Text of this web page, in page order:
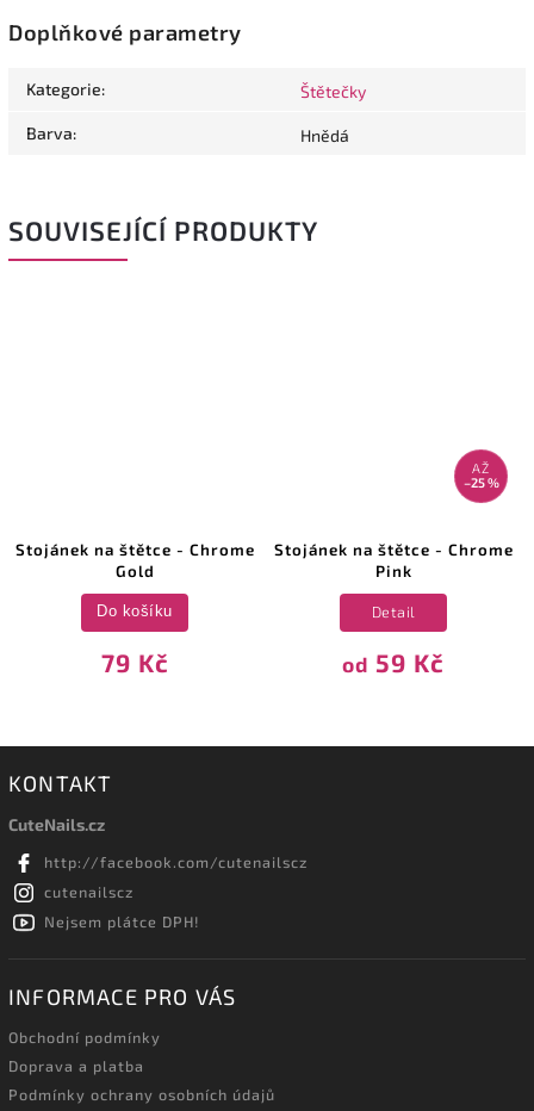
Doplňkové parametry
Kategorie: Štětečky
Barva: Hnědá
SOUVISEJÍCÍ PRODUKTY
Stojánek na štětce - Chrome
Gold
79 Kč
Do košíku
AŽ
–25 %
Stojánek na štětce - Chrome
Pink
od 59 Kč
Detail
KONTAKT
CuteNails.cz
http://facebook.com/cutenailscz
cutenailscz
Nejsem plátce DPH!
INFORMACE PRO VÁS
Obchodní podmínky
Doprava a platba
Podmínky ochrany osobních údajů